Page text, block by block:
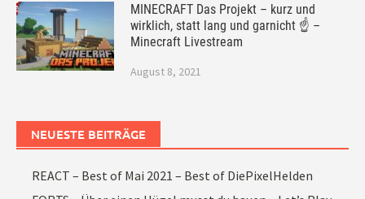
MINECRAFT Das Projekt – kurz und
wirklich, statt lang und garnicht ☝ –
Minecraft Livestream
August 8, 2021
NEUESTE BEITRÄGE
REACT – Best of Mai 2021 – Best of DiePixelHelden